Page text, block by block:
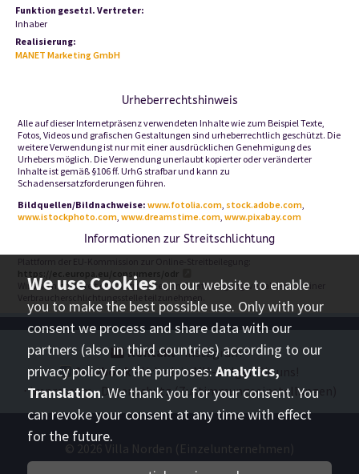
Funktion gesetzl. Vertreter:
Inhaber
Realisierung:
MANET Marketing GmbH
Urheber­rechtshinweis
Alle auf dieser Internetpräsenz verwendeten Inhalte wie zum Beispiel Texte,
Fotos, Videos und grafischen Gestaltungen sind urheberrechtlich geschützt. Die
weitere Verwendung ist nur mit einer ausdrücklichen Genehmigung des
Urhebers möglich. Die Verwendung unerlaubt kopierter oder veränderter
Inhalte ist gemäß §106 ff. UrhG strafbar und kann zu
Schadensersatzforderungen führen.
Bildquellen/Bildnachweise: www.fotolia.com stock.adobe.com
www.istockphoto.com www.dreamstime.com www.pixabay.com
Informationen zur Streitschlichtung
Plattform der EU-Kommission zur Online-Streitbeilegung:
https://ec.europa.eu/consumers/odr
Wir sind nicht bereit oder verpflichtet, an Streitbeilegungsverfahren vor einer
Verbraucherschlichtungsstelle teilzunehmen.
© 2026 Villa Norden (Einzelunternehmen)
Kontakt⋅instagram⋅
facebook - Urlaub in MV - folgen Sie uns!
Impressum⋅ Datenschutz(Zustimmungseinstellungen)
on our website to enable
you to make the best possible use. Only with your
consent we process and share data with our
partners (also in third countries) according to our
privacy policy for the purposes: Analytics,
Translation. We thank you for your consent. You
can revoke your consent at any time with effect
for the future.